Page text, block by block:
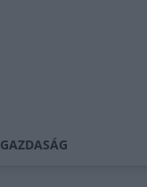
GAZDASÁG